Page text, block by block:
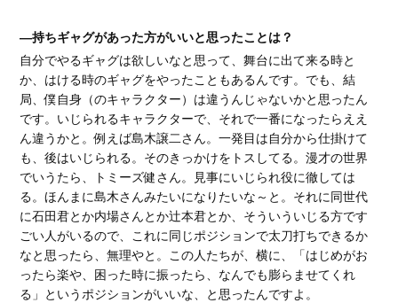
―持ちギャグがあった方がいいと思ったことは？
自分でやるギャグは欲しいなと思って、舞台に出て来る時と
か、はける時のギャグをやったこともあるんです。でも、結
局、僕自身（のキャラクター）は違うんじゃないかと思ったん
です。いじられるキャラクターで、それで一番になったらええ
ん違うかと。例えば島木譲二さん。一発目は自分から仕掛けて
も、後はいじられる。そのきっかけをトスしてる。漫才の世界
でいうたら、トミーズ健さん。見事にいじられ役に徹しては
る。ほんまに島木さんみたいになりたいな～と。それに同世代
に石田君とか内場さんとか辻本君とか、そういういじる方です
ごい人がいるので、これに同じポジションで太刀打ちできるか
なと思ったら、無理やと。この人たちが、横に、「はじめがお
ったら楽や、困った時に振ったら、なんでも膨らませてくれ
る」というポジションがいいな、と思ったんですよ。